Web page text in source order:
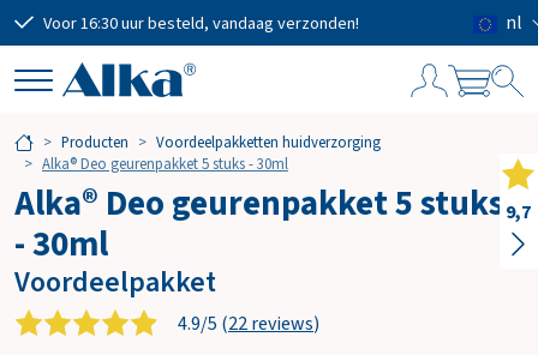
Voor 16:30 uur besteld, vandaag verzonden! nl
Producten
Voordeelpakketten huidverzorging
Alka® Deo geurenpakket 5 stuks - 30ml
Alka® Deo geurenpakket 5 stuks
- 30ml
Voordeelpakket
4.9/5 (22 reviews)
i
k
l
w
a
g
9,7